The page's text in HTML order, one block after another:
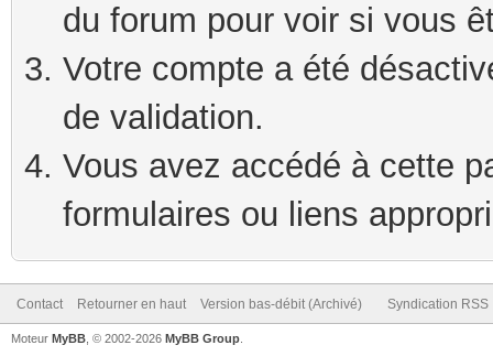
du forum pour voir si vous
Votre compte a été
de validation.
Vous avez accédé à cette
formulaires ou liens
Contact Retourner en haut Version bas-débit (Archivé) Syndication RSS
Moteur MyBB , © 2002-2026 MyBB Group